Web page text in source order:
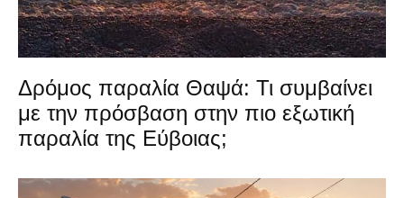
Δρόμος παραλία Θαψά: Τι συμβαίνει
με την πρόσβαση στην πιο εξωτική
παραλία της Εύβοιας;